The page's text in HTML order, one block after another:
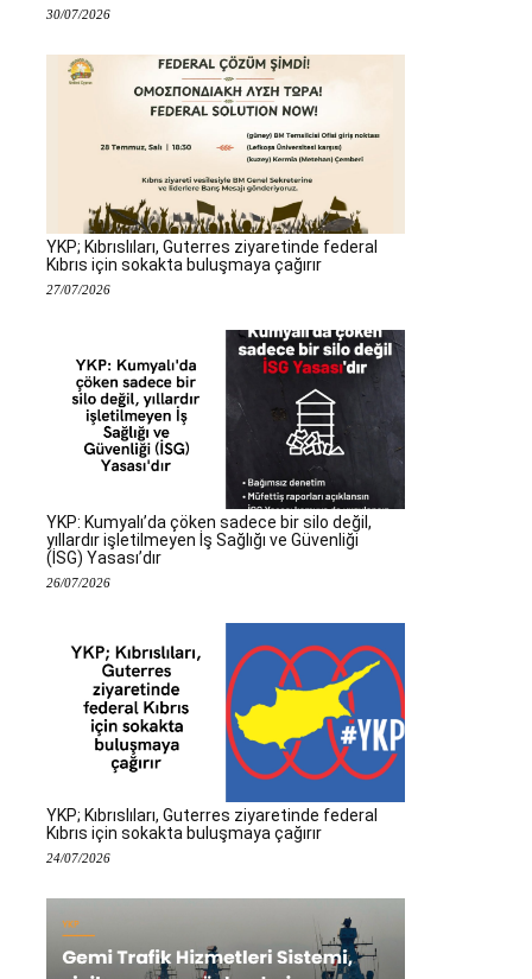
30/07/2026
YKP; Kıbrıslıları, Guterres ziyaretinde federal
Kıbrıs için sokakta buluşmaya çağırır
27/07/2026
YKP: Kumyalı’da çöken sadece bir silo değil,
yıllardır işletilmeyen İş Sağlığı ve Güvenliği
(İSG) Yasası’dır
26/07/2026
YKP; Kıbrıslıları, Guterres ziyaretinde federal
Kıbrıs için sokakta buluşmaya çağırır
24/07/2026